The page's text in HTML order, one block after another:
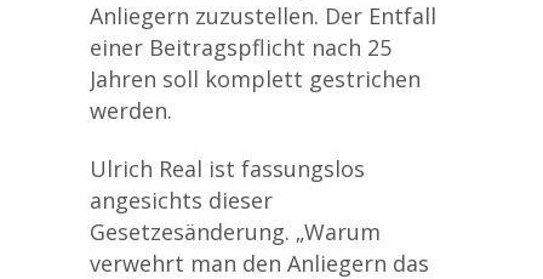
Anliegern zuzustellen. Der Entfall
einer Beitragspflicht nach 25
Jahren soll komplett gestrichen
werden.
Ulrich Real ist fassungslos
angesichts dieser
Gesetzesänderung. „Warum
verwehrt man den Anliegern das